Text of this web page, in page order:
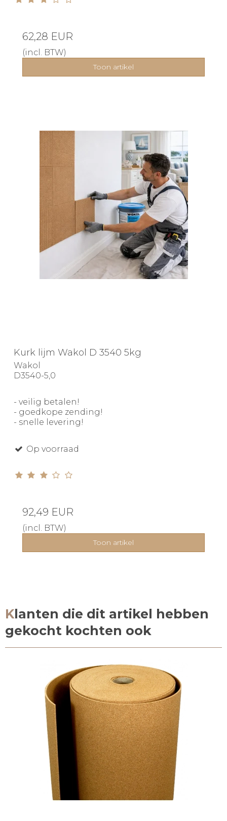
62,28 EUR
(incl. BTW)
Toon artikel
Kurk lijm Wakol D 3540 5kg
Wakol
D3540-5,0
- veilig betalen!
- goedkope zending!
- snelle levering!
Op voorraad
92,49 EUR
(incl. BTW)
Toon artikel
Klanten die dit artikel hebben
gekocht kochten ook